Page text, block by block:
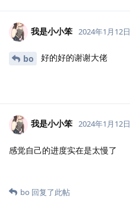
我是小小笨 2024年1月12日
bo 好的好的谢谢大佬
我是小小笨 2024年1月12日
感觉自己的进度实在是太慢了
bo 回复了此帖